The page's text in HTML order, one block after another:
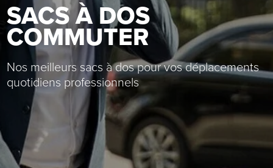
SACS À DOS
COMMUTER
Nos meilleurs sacs à dos pour vos déplacements
quotidiens professionnels